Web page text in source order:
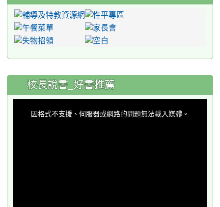
:::
校長說書_好書推薦
因格式不支援、伺服器或網路的問題無法載入媒體。